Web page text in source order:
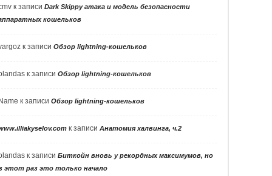
к записиDark Skippy атака и модель безопасности
кошельков
к записиОбзор lightning-кошельков
к записиОбзор lightning-кошельков
к записиОбзор lightning-кошельков
к записиАнатомия халвинга, ч.2
к записиБиткойн вновь у рекордных максимумов, но
этот раз это только начало